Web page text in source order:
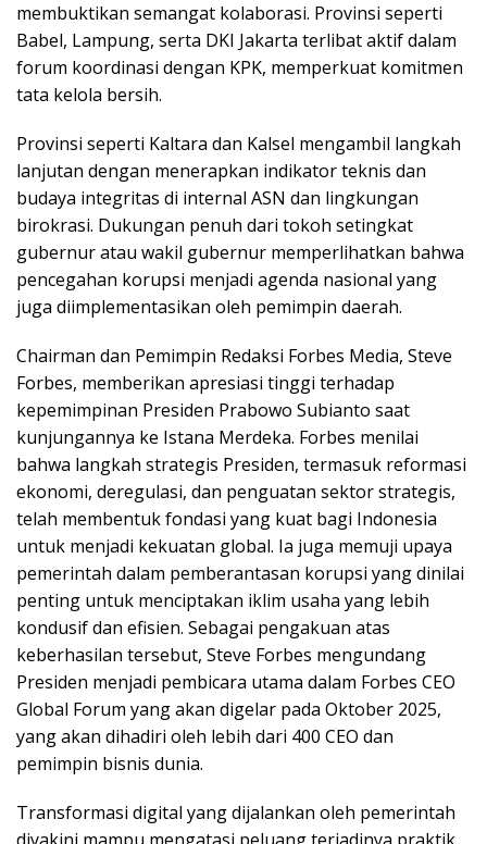
membuktikan semangat kolaborasi. Provinsi seperti
Babel, Lampung, serta DKI Jakarta terlibat aktif dalam
forum koordinasi dengan KPK, memperkuat komitmen
tata kelola bersih.
Provinsi seperti Kaltara dan Kalsel mengambil langkah
lanjutan dengan menerapkan indikator teknis dan
budaya integritas di internal ASN dan lingkungan
birokrasi. Dukungan penuh dari tokoh setingkat
gubernur atau wakil gubernur memperlihatkan bahwa
pencegahan korupsi menjadi agenda nasional yang
juga diimplementasikan oleh pemimpin daerah.
Chairman dan Pemimpin Redaksi Forbes Media, Steve
Forbes, memberikan apresiasi tinggi terhadap
kepemimpinan Presiden Prabowo Subianto saat
kunjungannya ke Istana Merdeka. Forbes menilai
bahwa langkah strategis Presiden, termasuk reformasi
ekonomi, deregulasi, dan penguatan sektor strategis,
telah membentuk fondasi yang kuat bagi Indonesia
untuk menjadi kekuatan global. Ia juga memuji upaya
pemerintah dalam pemberantasan korupsi yang dinilai
penting untuk menciptakan iklim usaha yang lebih
kondusif dan efisien. Sebagai pengakuan atas
keberhasilan tersebut, Steve Forbes mengundang
Presiden menjadi pembicara utama dalam Forbes CEO
Global Forum yang akan digelar pada Oktober 2025,
yang akan dihadiri oleh lebih dari 400 CEO dan
pemimpin bisnis dunia.
Transformasi digital yang dijalankan oleh pemerintah